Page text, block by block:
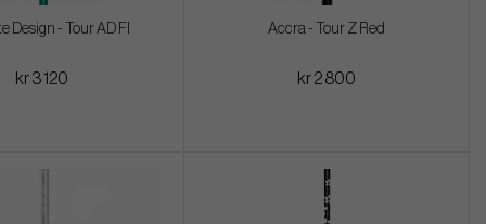
Design - Tour AD FI
kr 3 120
Accra - Tour Z Red
kr 2 800